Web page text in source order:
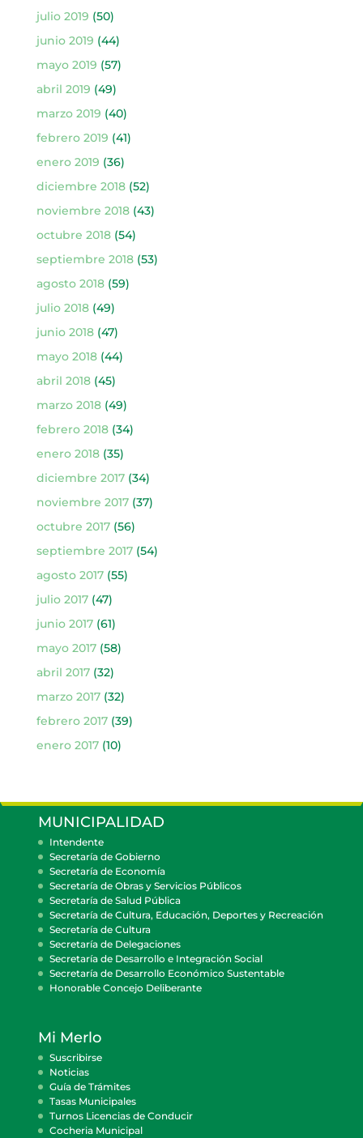
julio 2019 (50)
junio 2019 (44)
mayo 2019 (57)
abril 2019 (49)
marzo 2019 (40)
febrero 2019 (41)
enero 2019 (36)
diciembre 2018(52)
noviembre 2018(43)
octubre 2018(54)
septiembre 2018(53)
agosto 2018(59)
julio 2018(49)
junio 2018(47)
mayo 2018(44)
abril 2018(45)
marzo 2018(49)
febrero 2018(34)
enero 2018(35)
diciembre 2017(34)
noviembre 2017(37)
octubre 2017(56)
septiembre 2017(54)
agosto 2017(55)
julio 2017(47)
junio 2017(61)
mayo 2017(58)
abril 2017(32)
marzo 2017(32)
febrero 2017(39)
enero 2017(10)
MUNICIPALIDAD
Intendente
Secretaría de Gobierno
Secretaría de Economía
Secretaría de Obras y Servicios Públicos
Secretaría de Salud Pública
Secretaría de Cultura, Educación, Deportes y Recreación
Secretaría de Cultura
Secretaría de Delegaciones
Secretaría de Desarrollo e Integración Social
Secretaría de Desarrollo Económico Sustentable
Honorable Concejo Deliberante
Mi Merlo
Suscribirse
Noticias
Guía de Trámites
Tasas Municipales
Turnos Licencias de Conducir
Cocheria Municipal